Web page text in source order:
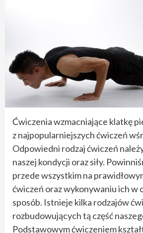
Ćwiczenia wzmacniające klatkę
z najpopularniejszych ćwiczeń
Odpowiedni rodzaj ćwiczeń
naszej kondycji oraz siły.
przede wszystkim na
ćwiczeń oraz wykonywaniu ich w
sposób. Istnieje kilka rodzajów
rozbudowujących tą część
Podstawowym ćwiczeniem